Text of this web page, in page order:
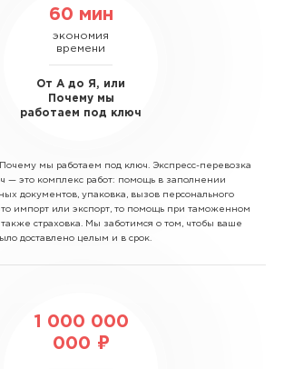
60 мин
экономия
времени
От А до Я, или
Почему мы
работаем под ключ
мы работаем под ключ. Экспресс-перевозка
— это комплекс работ: помощь в заполнении
документов, упаковка, вызов персонального
импорт или экспорт, то помощь при таможенном
страховка. Мы заботимся о том, чтобы ваше
доставлено целым и в срок.
1 000 000
000 ₽